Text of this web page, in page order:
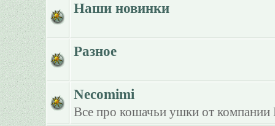
Наши новинки
Разное
Necomimi
Все про кошачьи ушки от компании